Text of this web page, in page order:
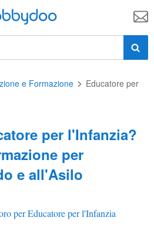
e Formazione
Educatore per
per l'Infanzia?
per
e all'Asilo
per Educatore per l'Infanzia